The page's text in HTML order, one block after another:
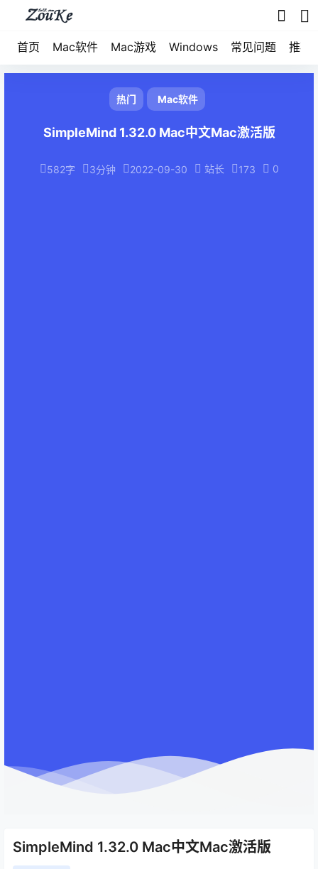
首页 Mac软件 Mac游戏 Windows 常见问题 推荐
热门 Mac软件
SimpleMind 1.32.0 Mac中文Mac激活版
582字 3分钟 2022-09-30 站长 173 0
SimpleMind 1.32.0 Mac中文Mac激活版